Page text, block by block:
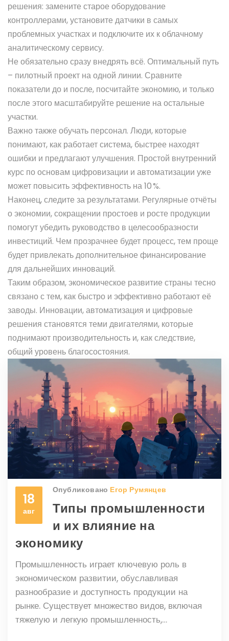
решения: замените старое оборудование
контроллерами, установите датчики в самых
проблемных участках и подключите их к облачному
аналитическому сервису.
Не обязательно сразу внедрять всё. Оптимальный путь
– пилотный проект на одной линии. Сравните
показатели до и после, посчитайте экономию, и только
после этого масштабируйте решение на остальные
участки.
Важно также обучать персонал. Люди, которые
понимают, как работает система, быстрее находят
ошибки и предлагают улучшения. Простой внутренний
курс по основам цифровизации и автоматизации уже
может повысить эффективность на 10 %.
Наконец, следите за результатами. Регулярные отчёты
о экономии, сокращении простоев и росте продукции
помогут убедить руководство в целесообразности
инвестиций. Чем прозрачнее будет процесс, тем проще
будет привлекать дополнительное финансирование
для дальнейших инноваций.
Таким образом, экономическое развитие страны тесно
связано с тем, как быстро и эффективно работают её
заводы. Инновации, автоматизация и цифровые
решения становятся теми двигателями, которые
поднимают производительность и, как следствие,
общий уровень благосостояния.
18
авг
Опубликовано Егор Румянцев
Типы промышленности
и их влияние на
экономику
Промышленность играет ключевую роль в
экономическом развитии, обуславливая
разнообразие и доступность продукции на
рынке. Существует множество видов, включая
тяжелую и легкую промышленность,